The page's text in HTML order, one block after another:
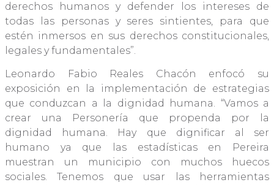
derechos humanos y defender los intereses de
todas las personas y seres sintientes, para que
estén inmersos en sus derechos constitucionales,
legales y fundamentales”.
Leonardo Fabio Reales Chacón enfocó su
exposición en la implementación de estrategias
que conduzcan a la dignidad humana. “Vamos a
crear una Personería que propenda por la
dignidad humana. Hay que dignificar al ser
humano ya que las estadísticas en Pereira
muestran un municipio con muchos huecos
sociales. Tenemos que usar las herramientas